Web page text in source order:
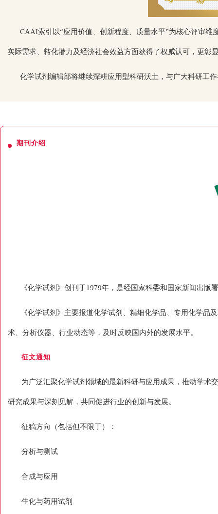
CAAI索引以“应用价值、创新程度、质量水平”为核心评审
实际需求、转化潜力及经济社会效益方面获得了权威认可，更
化学试剂编辑部将继续深耕应用型科研沃土，与广大科研工
期刊介绍
《化学试剂》创刊于1979年，是经国家科委和国家新闻出
《化学试剂》主要报道化学试剂、精细化学品、专用化学
术、分析仪器、行业动态等，及时反映国内外的发展水平。
征文通知
为广泛汇聚化学试剂领域的最新科研与应用成果，推动学术
研究成果与深刻见解，共同促进行业的创新与发展。
征稿方向（包括但不限于）：
分析与测试
合成与应用
生化与药用试剂